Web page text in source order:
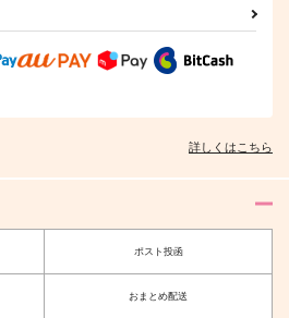
詳しくはこちら
ポスト投函
おまとめ配送